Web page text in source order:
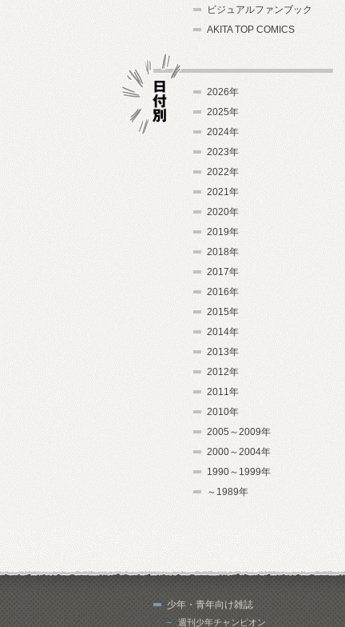
ビジュアルファンブック
AKITA TOP COMICS
2026年
2025年
2024年
2023年
2022年
2021年
2020年
2019年
2018年
2017年
2016年
2015年
2014年
2013年
2012年
2011年
2010年
2005～2009年
2000～2004年
1990～1999年
～1989年
少年・青年向け雑誌
週刊少年チャンピオン